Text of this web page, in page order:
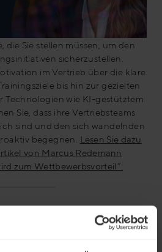
die Sie stellen müssen, um den
sicherzustellen.
im Vertrieb über die klare
bis hin zur gezielten
Technologien wie KI-gestütztem
Sie, dass ihre Vertriebsteams
sind und den sich wandelnden
begegnen.
Lesen Sie dazu
von Marcus Redemann
zum Wettbewerbsvorteil“.